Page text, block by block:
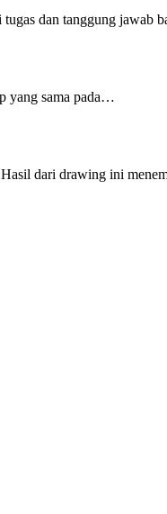
tugas dan tanggung jawab
yang sama pada…
dari drawing ini